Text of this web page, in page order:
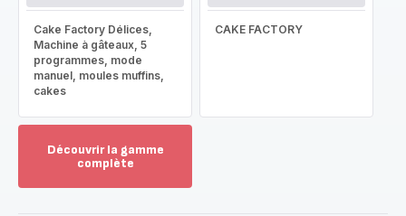
Cake Factory Délices,
Machine à gâteaux, 5
programmes, mode
manuel, moules muffins,
cakes
CAKE FACTORY
Découvrir la gamme
complète